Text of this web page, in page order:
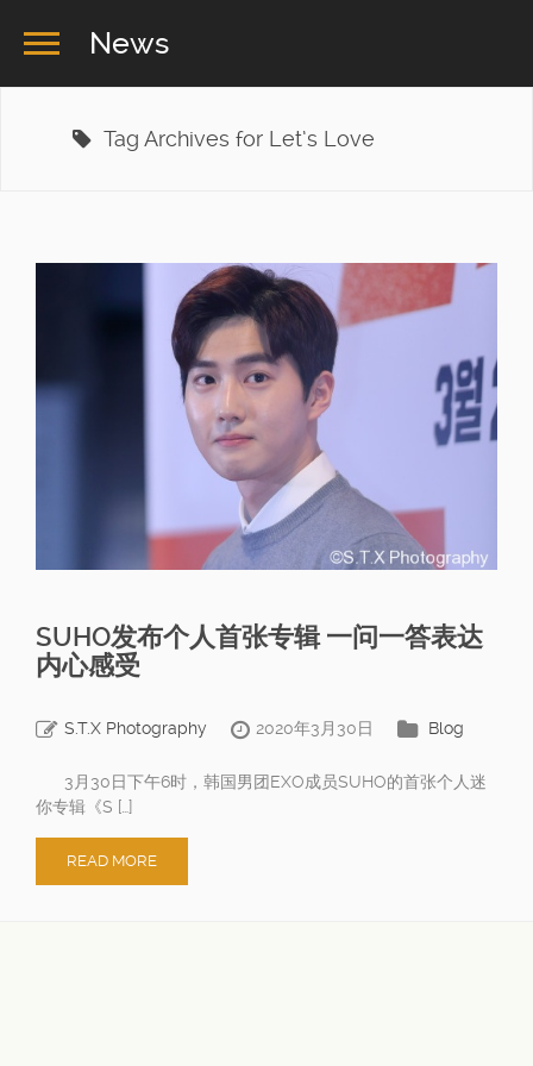
News
Tag Archives for Let’s Love
SUHO发布个人首张专辑 一问一答表达
内心感受
S.T.X Photography 2020年3月30日 Blog
3月30日下午6时，韩国男团EXO成员SUHO的首张个人迷
你专辑《S […]
READ MORE